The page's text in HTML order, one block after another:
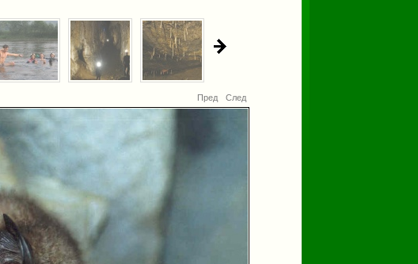
Пред След